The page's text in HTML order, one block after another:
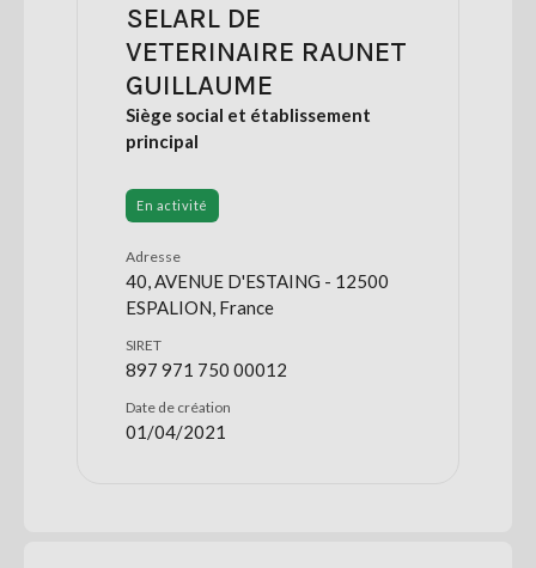
SELARL DE
VETERINAIRE RAUNET
GUILLAUME
Siège social et établissement
principal
En activité
Adresse
40, AVENUE D'ESTAING - 12500
ESPALION, France
SIRET
897 971 750 00012
Date de création
01/04/2021